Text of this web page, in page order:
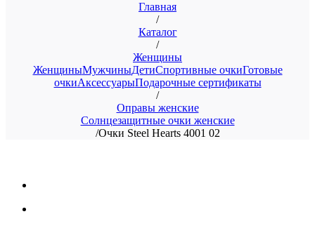
Главная
/
Каталог
/
Женщины
ЖенщиныМужчиныДетиСпортивные очкиГотовые
очкиАксессуарыПодарочные сертификаты
/
Оправы женские
Солнцезащитные очки женские
/Очки Steel Hearts 4001 02